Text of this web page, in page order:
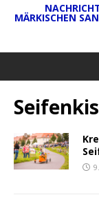
MÄRKISCHEN